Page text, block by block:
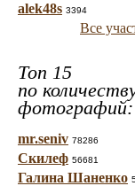
alek48s 3394
Все
Топ 15
по
фотографий:
mr.seniv 78286
Скилеф 56681
Галина Шаненко